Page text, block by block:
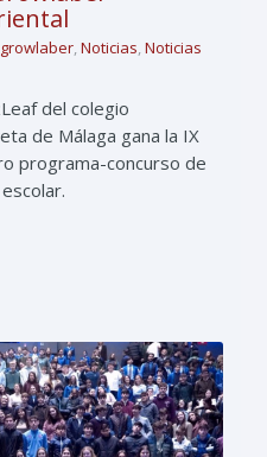
growlaber,Noticias,Noticias
del colegio
de Málaga gana la IX
programa-concurso de